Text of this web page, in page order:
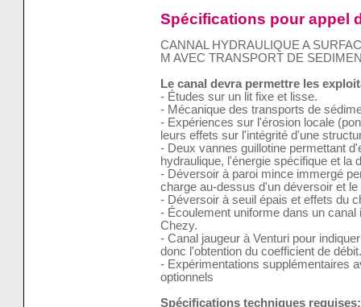
Spécifications pour appel
CANNAL HYDRAULIQUE A
M AVEC TRANSPORT DE
Le canal devra permettre les
- Études sur un lit fixe et lisse.
- Mécanique des transports de
- Expériences sur l'érosion locale
leurs effets sur l'intégrité d'une
- Deux vannes guillotine permettant
hydraulique, l'énergie spécifique et la
- Déversoir à paroi mince immergé
charge au-dessus d'un déversoir et le
- Déversoir à seuil épais et effets du
- Écoulement uniforme dans un
Chezy.
- Canal jaugeur à Venturi pour
donc l'obtention du coefficient de débit.
- Expérimentations supplémentaires
optionnels
Spécifications techniques requises: